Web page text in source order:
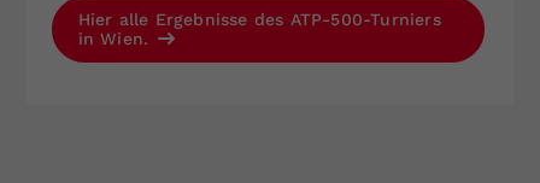
Hier alle Ergebnisse des ATP-500-Turniers
in Wien.